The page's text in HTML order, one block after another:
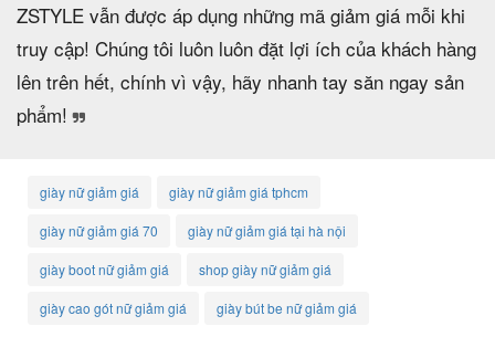
ZSTYLE vẫn được áp dụng những mã giảm giá mỗi khi
truy cập! Chúng tôi luôn luôn đặt lợi ích của khách hàng
lên trên hết, chính vì vậy, hãy nhanh tay săn ngay sản
phẩm!
giày nữ giảm giá giày nữ giảm giá tphcm
giày nữ giảm giá 70 giày nữ giảm giá tại hà nội
giày boot nữ giảm giá shop giày nữ giảm giá
giày cao gót nữ giảm giá giày bút be nữ giảm giá